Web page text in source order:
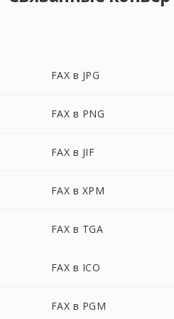
FAX в JPG
FAX в PNG
FAX в JIF
FAX в XPM
FAX в TGA
FAX в ICO
FAX в PGM